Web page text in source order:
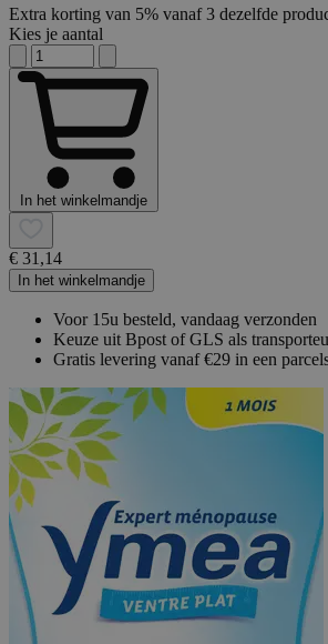
Extra korting van 5% vanaf 3 dezelfde
Kies je aantal
In het winkelmandje
€ 31,14
In het winkelmandje
Voor 15u besteld, vandaag verzonden
Keuze uit Bpost of GLS als
Gratis levering vanaf €29 in een